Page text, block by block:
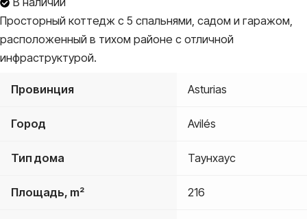
Просторный коттедж с 5 спальнями, садом и гаражом,
расположенный в тихом районе с отличной
инфраструктурой.
Провинция Asturias
Город Avilés
Тип дома Таунхаус
Площадь, m² 216